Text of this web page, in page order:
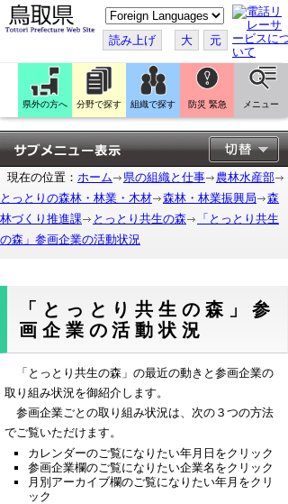
こ
の
ペ
ー
ジ
翻
訳
す
る
読み上げ 大 元
県外の方へ 分野で探す 組織で探す 防災 緊急 メニュー
現在の位置： ホーム 県の組織と仕事
農林水産部
とっとりの森林・林業・木材
森林・林業振興局
森
林づくり推進課
とっとり共生の森
「とっとり共生
の森」参画企業の活動状況
「とっとり共生の森」参
画企業の活動状況
「とっとり共生の森」の最近の動きと参画企業の
取り組み状況を御紹介します。
参画企業ごとの取り組み状況は、次の３つの方法
でご覧いただけます。
カレンダーのご覧になりたい年月日をクリック
参画企業欄のご覧になりたい企業名をクリック
月別アーカイブ欄のご覧になりたい年月をクリ
ック